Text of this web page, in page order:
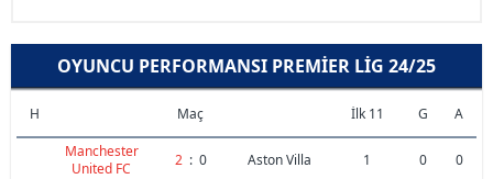
OYUNCU PERFORMANSI PREMIER LIG 24/25
H Maç İlk 11 G
A
Manchester
United FC
2 : 0 Aston Villa 1 0 0